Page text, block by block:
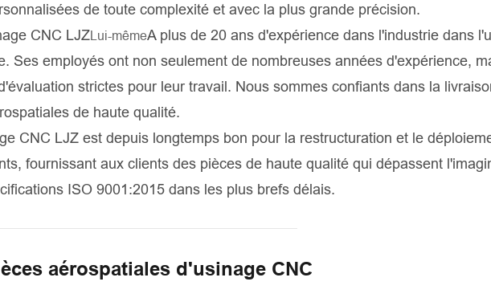
de toute complexité et avec la plus grande précision.
CNC LJZLui-mêmeA plus de 20 ans d'expérience dans l'industrie dans
Ses employés ont non seulement de nombreuses années d'expérience,
strictes pour leur travail. Nous sommes confiants dans la
de haute qualité.
CNC LJZ est depuis longtemps bon pour la restructuration et le
fournissant aux clients des pièces de haute qualité qui dépassent
ISO 9001:2015 dans les plus brefs délais.
aérospatiales d'usinage CNC